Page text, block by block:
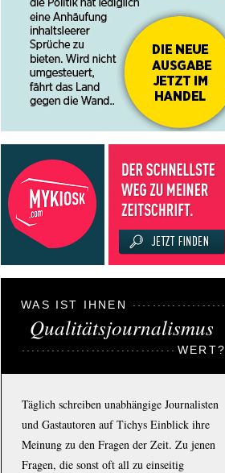
WAS IST IHNEN
Qualitätsjournalismus
WERT?
Täglich schreiben unabhängige Journalisten
und Gastautoren auf Tichys Einblick ihre
Meinung zu den Fragen der Zeit. Zu jenen
Fragen, die sonst oft all zu einseitig